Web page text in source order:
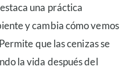
una práctica
y cambia cómo vemos
que las cenizas se
la vida después del